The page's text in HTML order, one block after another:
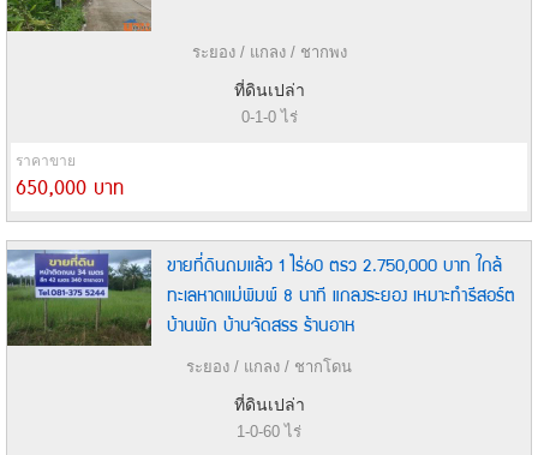
ระยอง / แกลง / ชากพง
ที่ดินเปล่า
0-1-0 ไร่
ราคาขาย
650,000 บาท
ขายที่ดินถมแล้ว 1 ไร่60 ตรว 2.750,000 บาท ใกล้
ทะเลหาดแม่พิมพ์ 8 นาที แกลงระยอง เหมาะทำรีสอร์ต
บ้านพัก บ้านจัดสรร ร้านอาห
ระยอง / แกลง / ชากโดน
ที่ดินเปล่า
1-0-60 ไร่